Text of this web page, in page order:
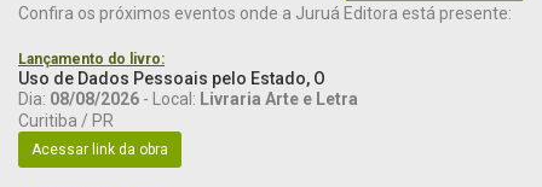
Confira os próximos eventos onde a Juruá Editora está presente:
Lançamento do livro:
Uso de Dados Pessoais pelo Estado, O
Dia: 08/08/2026 - Local: Livraria Arte e Letra
Curitiba / PR
Acessar link da obra